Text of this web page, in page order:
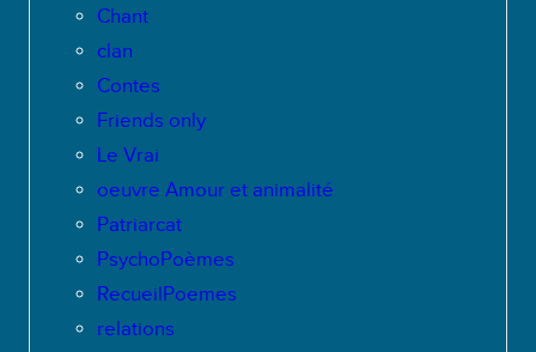
Chant
clan
Contes
Friends only
Le Vrai
oeuvre Amour et animalité
Patriarcat
PsychoPoèmes
RecueilPoemes
relations